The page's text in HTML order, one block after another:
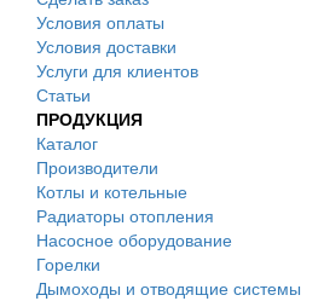
Условия оплаты
Условия доставки
Услуги для клиентов
Статьи
ПРОДУКЦИЯ
Каталог
Производители
Котлы и котельные
Радиаторы отопления
Насосное оборудование
Горелки
Дымоходы и отводящие системы